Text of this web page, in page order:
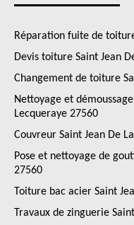
Réparation fuite de
Devis toiture Saint Jean
Changement de toiture
Nettoyage et
Lecqueraye 27560
Couvreur Saint Jean De
Pose et nettoyage de
27560
Toiture bac acier Saint
Travaux de zinguerie